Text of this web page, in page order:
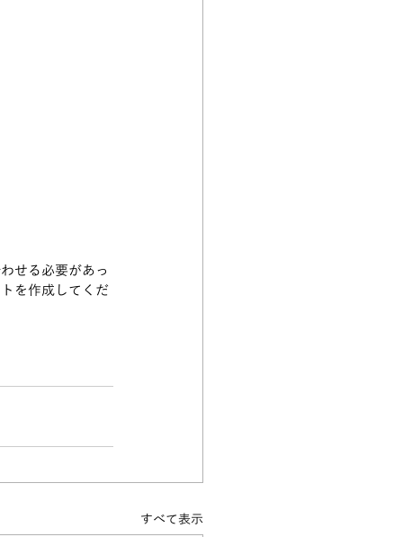
せる必要があっ
を作成してくだ
すべて表示